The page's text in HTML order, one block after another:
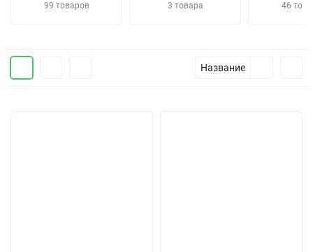
99 товаров 3 товара 46
Название